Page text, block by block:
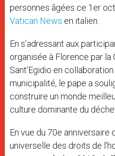
personnes âgées ce 1er
Vatican News en italien.
En s’adressant aux
organisée à Florence par la
Sant’Egidio en
municipalité, le pape a
construire un monde
culture dominante du
En vue du 70e anniversaire
universelle des droits de